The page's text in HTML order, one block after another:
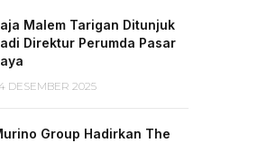
Malem Tarigan Ditunjuk
Direktur Perumda Pasar
DESEMBER 2025
Group Hadirkan The